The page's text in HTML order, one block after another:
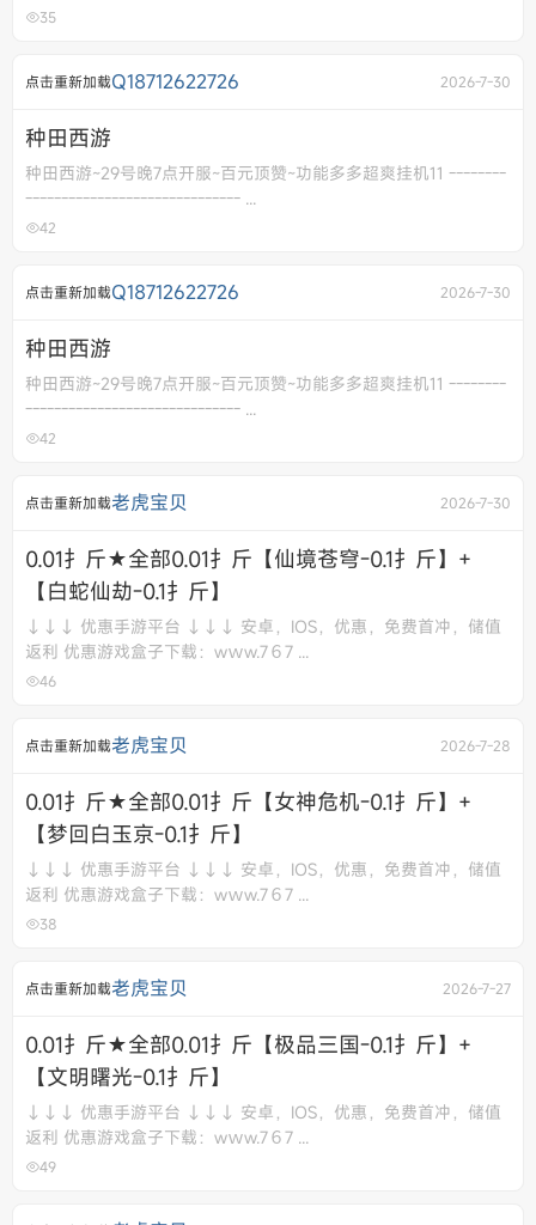
35
点击重新加载Q18712622726 2026-7-30
种田西游
种田西游~29号晚7点开服~百元顶赞~功能多多超爽挂机11 --------
------------------------------ ...
42
点击重新加载Q18712622726 2026-7-30
种田西游
种田西游~29号晚7点开服~百元顶赞~功能多多超爽挂机11 --------
------------------------------ ...
42
点击重新加载老虎宝贝 2026-7-30
0.01扌斤★全部0.01扌斤【仙境苍穹-0.1扌斤】+
【白蛇仙劫-0.1扌斤】
↓↓↓ 优惠手游平台 ↓↓↓ 安卓，IOS，优惠，免费首冲，储值
返利 优惠游戏盒子下载：wｗw.7６7 ...
46
点击重新加载老虎宝贝 2026-7-28
0.01扌斤★全部0.01扌斤【女神危机-0.1扌斤】+
【梦回白玉京-0.1扌斤】
↓↓↓ 优惠手游平台 ↓↓↓ 安卓，IOS，优惠，免费首冲，储值
返利 优惠游戏盒子下载：wｗw.7６7 ...
38
点击重新加载老虎宝贝 2026-7-27
0.01扌斤★全部0.01扌斤【极品三国-0.1扌斤】+
【文明曙光-0.1扌斤】
↓↓↓ 优惠手游平台 ↓↓↓ 安卓，IOS，优惠，免费首冲，储值
返利 优惠游戏盒子下载：wｗw.7６7 ...
49